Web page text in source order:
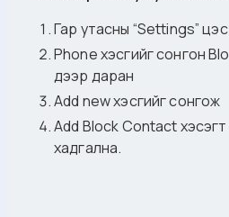
Гар утасны “Settings” цэс
Phone хэсгийг сонгон
дээр даран
Add new хэсгийг сонгож
Add Block Contact
хадгална.